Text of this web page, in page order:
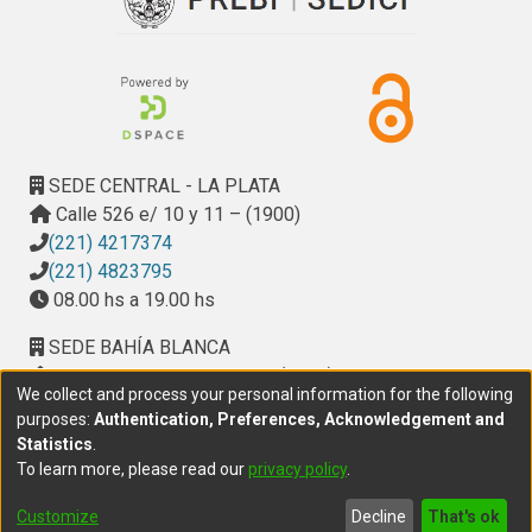
aisladas de gipsofila pueden ser patógenas de clavel
patógenas débiles.
SEDE CENTRAL - LA PLATA
Calle 526 e/ 10 y 11 – (1900)
(221) 4217374
(221) 4823795
08.00 hs a 19.00 hs
SEDE BAHÍA BLANCA
Calle Ciudad de Cali 320 – (8000). Universidad
Provincial del Sudoeste (UPSO)
(291) 459 2550, interno 147
10.00 h a 14.00 h
We collect and process your personal information for the following
purposes: Authentication, Preferences, Acknowledgement and
Statistics
To learn more, please read ourprivacy policy.
Customize Decline That's ok